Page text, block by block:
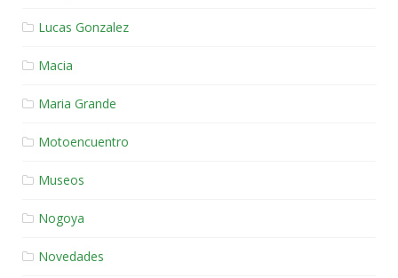
Lucas Gonzalez
Macia
Maria Grande
Motoencuentro
Museos
Nogoya
Novedades